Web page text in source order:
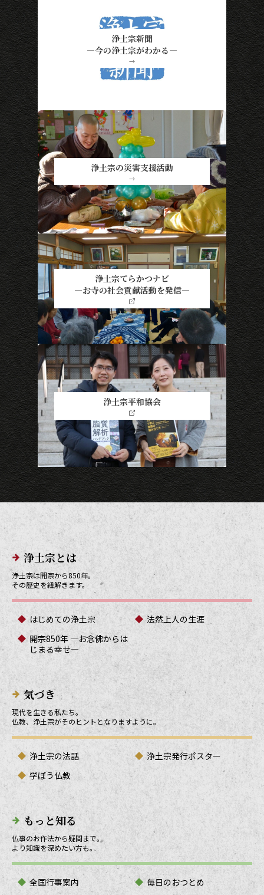
浄土宗新聞
―今の浄土宗がわかる―
→
浄土宗の災害支援活動
→
浄土宗てらかつナビ
―お寺の社会貢献活動を発信―
浄土宗平和協会
メインメニューリンク
浄土宗とは
浄土宗は開宗から850年。
その歴史を紐解きます。
はじめての浄土宗
法然上人の生涯
開宗850年 ―お念佛からは
じまる幸せ―
気づき
現代を生きる私たち。
仏教、浄土宗がそのヒントとなりますように。
浄土宗の法話
浄土宗発行ポスター
学ぼう仏教
もっと知る
仏事のお作法から疑問まで。
より知識を深めたい方も。
全国行事案内
毎日のおつとめ